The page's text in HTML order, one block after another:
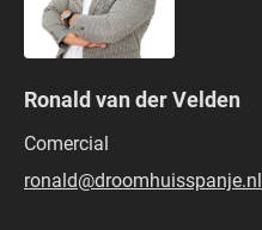
Ronald van der Velden
Comercial
ronald@droomhuisspanje.nl